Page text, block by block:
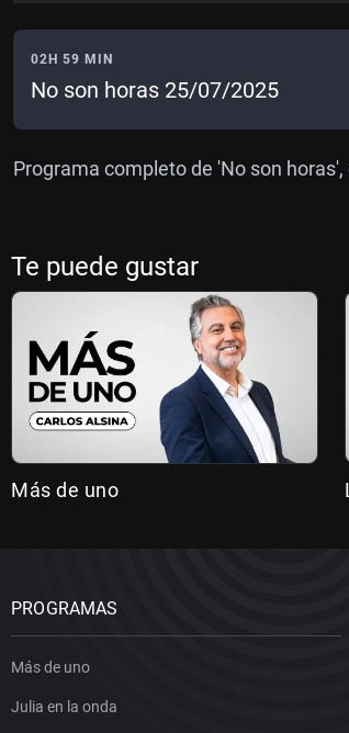
02H 59 MIN
No son horas 25/07/2025
Programa completo de 'No son
Te puede gustar
Más de uno
PROGRAMAS
Más de uno
Julia en la onda